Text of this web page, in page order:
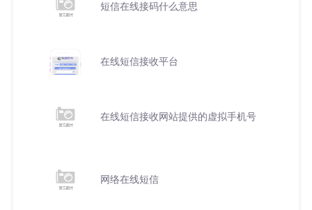
短信在线接码什么意思
在线短信接收平台
在线短信接收网站提供的虚拟手机号
网络在线短信